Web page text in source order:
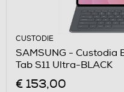
CUSTODIE
SAMSUNG - Custodia
Tab S11 Ultra-BLACK
€ 153,00